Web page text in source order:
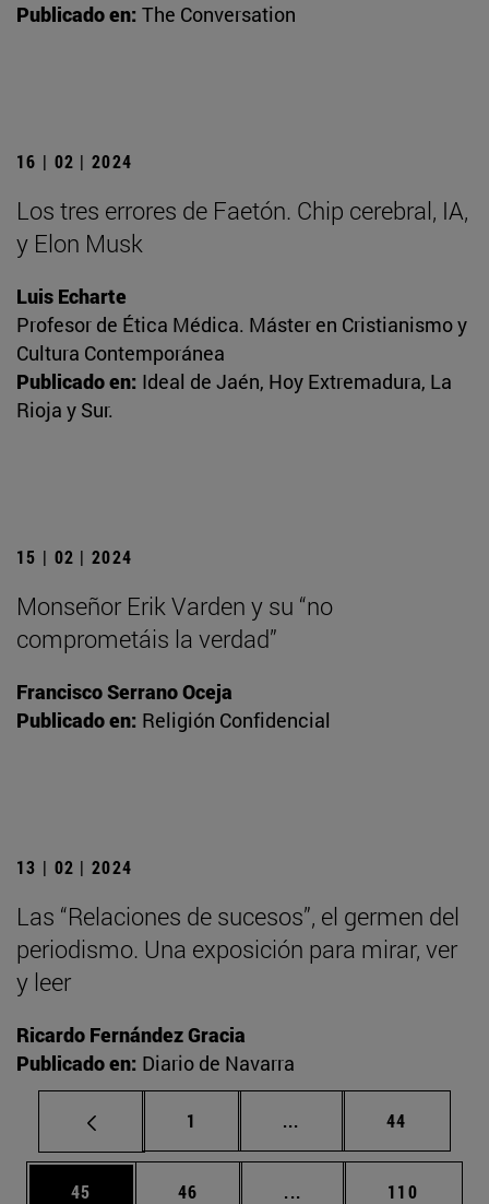
Publicado en: The Conversation
16 | 02 | 2024
Los tres errores de Faetón. Chip cerebral, IA,
y Elon Musk
Luis Echarte
Profesor de Ética Médica. Máster en Cristianismo y
Cultura Contemporánea
Publicado en: Ideal de Jaén, Hoy Extremadura, La
Rioja y Sur.
15 | 02 | 2024
Monseñor Erik Varden y su “no
comprometáis la verdad”
Francisco Serrano Oceja
Publicado en: Religión Confidencial
13 | 02 | 2024
Las “Relaciones de sucesos”, el germen del
periodismo. Una exposición para mirar, ver
y leer
Ricardo Fernández Gracia
Publicado en: Diario de Navarra
Página
1 ... Páginas intermedias
Página
44
Página
45 Página
46 ... Páginas intermedias
Página
110